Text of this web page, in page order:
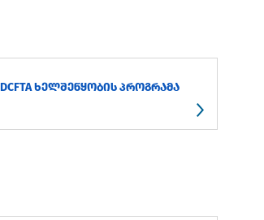
DCFTA ᲮᲔᲚᲨᲔᲬᲧᲝᲑᲘᲡ ᲞᲠᲝᲒᲠᲐᲛᲐ